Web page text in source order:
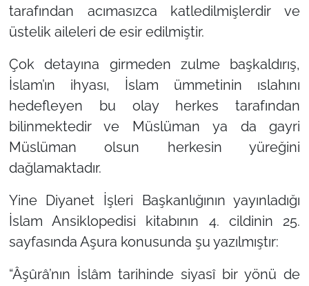
tarafından acımasızca katledilmişlerdir ve
üstelik aileleri de esir edilmiştir.
Çok detayına girmeden zulme başkaldırış,
İslam’ın ihyası, İslam ümmetinin ıslahını
hedefleyen bu olay herkes tarafından
bilinmektedir ve Müslüman ya da gayri
Müslüman olsun herkesin yüreğini
dağlamaktadır.
Yine Diyanet İşleri Başkanlığının yayınladığı
İslam Ansiklopedisi kitabının 4. cildinin 25.
sayfasında Aşura konusunda şu yazılmıştır:
“Âşûrâ’nın İslâm tarihinde siyasî bir yönü de